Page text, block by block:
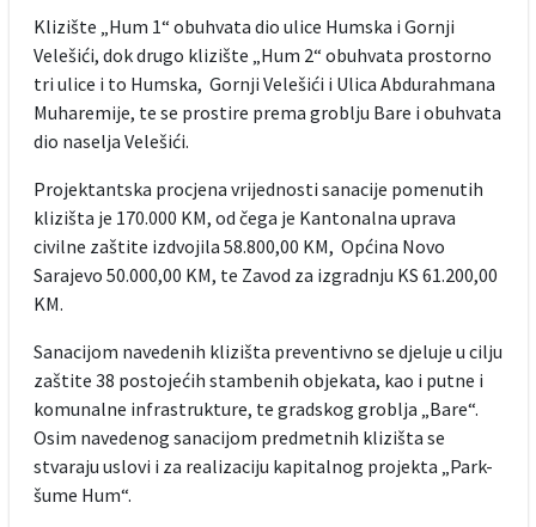
Klizište „Hum 1“ obuhvata dio ulice Humska i Gornji
Velešići, dok drugo klizište „Hum 2“ obuhvata prostorno
tri ulice i to Humska, Gornji Velešići i Ulica Abdurahmana
Muharemije, te se prostire prema groblju Bare i obuhvata
dio naselja Velešići.
Projektantska procjena vrijednosti sanacije pomenutih
klizišta je 170.000 KM, od čega je Kantonalna uprava
civilne zaštite izdvojila 58.800,00 KM, Općina Novo
Sarajevo 50.000,00 KM, te Zavod za izgradnju KS 61.200,00
KM.
Sanacijom navedenih klizišta preventivno se djeluje u cilju
zaštite 38 postojećih stambenih objekata, kao i putne i
komunalne infrastrukture, te gradskog groblja „Bare“.
Osim navedenog sanacijom predmetnih klizišta se
stvaraju uslovi i za realizaciju kapitalnog projekta „Park-
šume Hum“.